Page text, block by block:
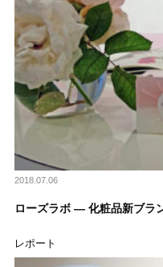
2018.07.06
ローズラボ ― 化粧品新ブラ
レポート